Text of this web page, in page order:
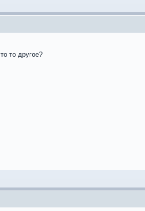
то другое?